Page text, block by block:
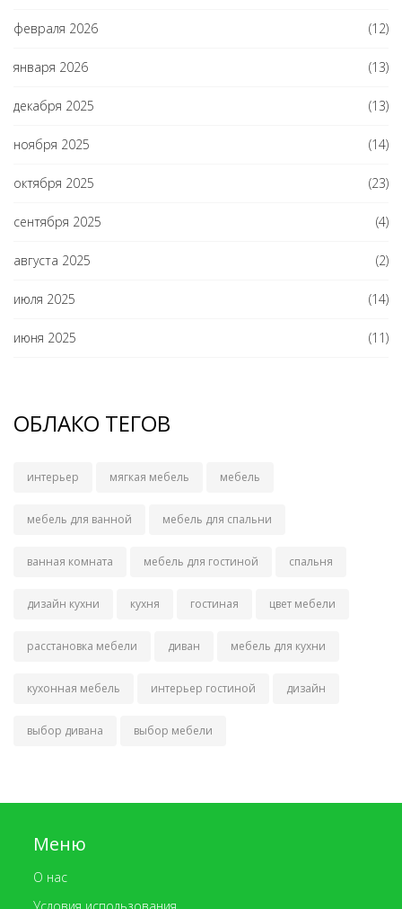
февраля 2026 (12)
января 2026 (13)
декабря 2025 (13)
ноября 2025 (14)
октября 2025 (23)
сентября 2025 (4)
августа 2025 (2)
июля 2025 (14)
июня 2025 (11)
ОБЛАКО ТЕГОВ
интерьер мягкая мебель мебель
мебель для ванной мебель для спальни
ванная комната мебель для гостиной спальня
дизайн кухни кухня гостиная цвет мебели
расстановка мебели диван мебель для кухни
кухонная мебель интерьер гостиной дизайн
выбор дивана выбор мебели
Меню
О нас